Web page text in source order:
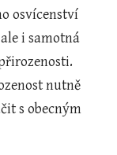
osvícenství
i samotná
nutně
s obecným